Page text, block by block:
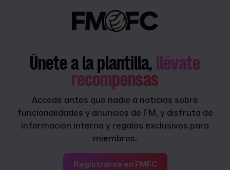
Únete a la plantilla, llévate
recompensas
Accede antes que nadie a noticias sobre
funcionalidades y anuncios de FM, y disfruta de
información interna y regalos exclusivos para
miembros.
Registrarse en FMFC